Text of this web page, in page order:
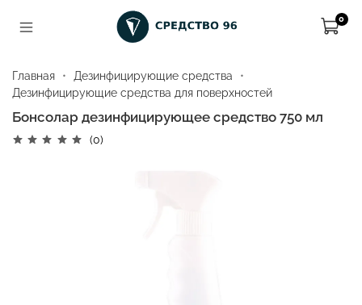
0
Главная
Дезинфицирующие средства
Дезинфицирующие средства для поверхностей
Бонсолар дезинфицирующее средство 750 мл
(0)